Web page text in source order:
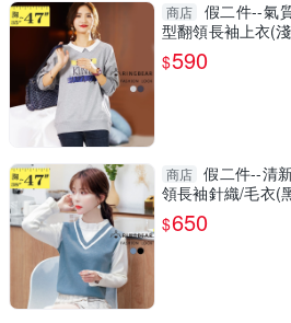
商店
假二件--氣
型翻領長袖上衣(
大尺碼
$590
商店 假二件--清
領長袖針織/毛衣(
尺碼
$650